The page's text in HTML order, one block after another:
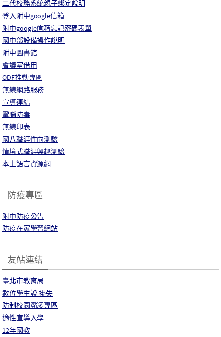
二代校務系統親子綁定說明
登入附中google信箱
附中google信箱忘記密碼表單
國中部設備操作說明
附中圖書館
會議室借用
ODF推動專區
無線網路服務
宣導連結
電腦防毒
無線印表
國八職涯性向測驗
情境式職涯興趣測驗
本土語言資源網
防疫專區
附中防疫公告
防疫在家學習網站
友站連結
臺北市教育局
數位學生證-掛失
防制校園霸凌專區
適性宣導入學
12年國教